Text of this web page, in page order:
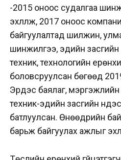
-2015 оноос судалгаа
эхлүүлж, 2017 оноос
байгуулалтад шилжин,
шинжилгээ, эдийн засгийн
техник, технологийн
боловсруулсан бөгөөд
Эрдэс баялаг,
техник-эдийн засгийн
батлуулсан. Өнөөдрийн
барьж байгуулах ажлыг